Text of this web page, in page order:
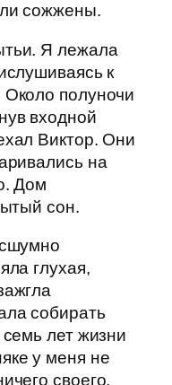
сожжены.
Я лежала
к
полуночи
входной
Виктор. Они
на
Дом
сон.
глухая,
собирать
лет жизни
у меня не
своего.